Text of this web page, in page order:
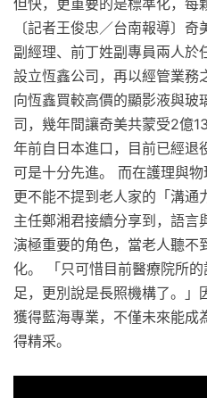
〔記者王俊忠／台南報導〕
副經理、前丁姓副專員兩人於
設立恆鑫公司，再以經管業務
向恆鑫買較高價的顯影液與玻
司，幾年間讓奇美共蒙受2億
年前自日本進口，目前已經退
可是十分先進。 而在護理與
更不能不提到老人家的「溝通
主任鄭湘君接續分享到，語言
演極重要的角色，當老人聽不
化。 「只可惜目前醫療院所
足，更別說是長照機構了。」
獲得藍海專業，不僅未來能成
得精采。